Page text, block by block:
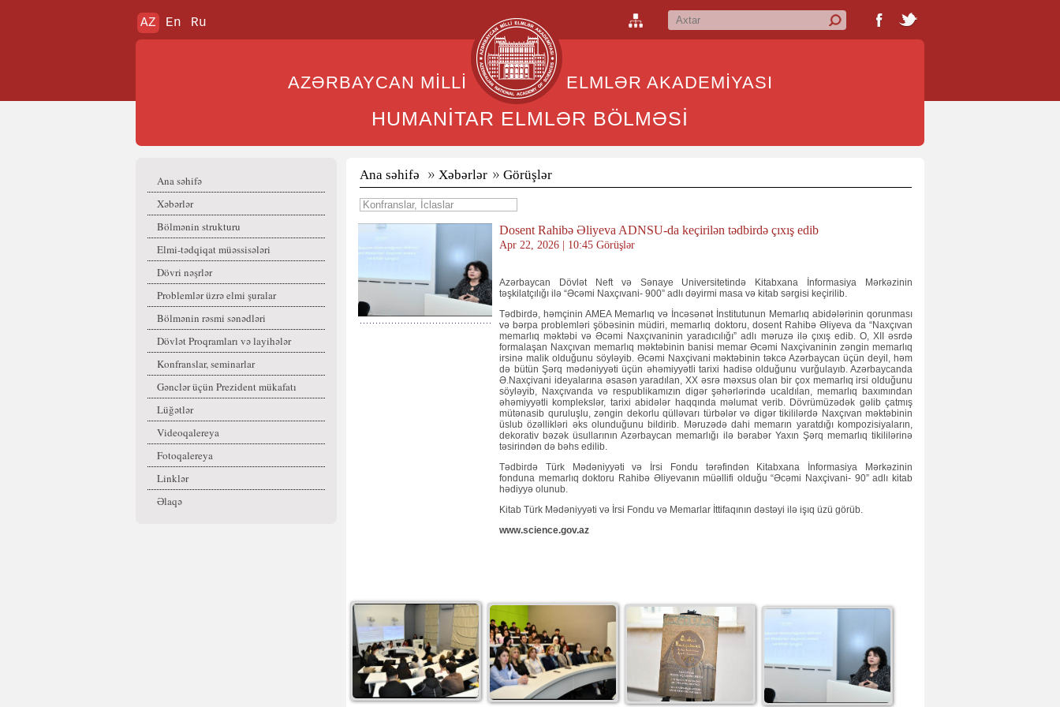
AZ En Ru
AZƏRBAYCAN MİLLİ ELMLƏR AKADEMİYASI
HUMANİTAR ELMLƏR BÖLMƏSİ
Ana səhifə
Xəbərlər
Bölmənin strukturu
Elmi-tədqiqat müəssisələri
Dövri nəşrlər
Problemlər üzrə elmi şuralar
Bölmənin rəsmi sənədləri
Dövlət Proqramları və layihələr
Konfranslar, seminarlar
Gənclər üçün Prezident mükafatı
Lüğətlər
Videoqalereya
Fotoqalereya
Linklər
Əlaqə
Ana səhifə Xəbərlər Görüşlər
Dosent Rahibə Əliyeva ADNSU-da keçirilən tədbirdə çıxış edib
Apr 22, 2026 | 10:45 Görüşlər
Azərbaycan Dövlət Neft və Sənaye Universitetində Kitabxana İnformasiya Mərkəzinin
təşkilatçılığı ilə “Əcəmi Naxçıvani- 900” adlı dəyirmi masa və kitab sərgisi keçirilib.
Tədbirdə, həmçinin AMEA Memarlıq və İncəsənət İnstitutunun Memarlıq abidələrinin qorunması
və bərpa problemləri şöbəsinin müdiri, memarlıq doktoru, dosent Rahibə Əliyeva da “Naxçıvan
memarlıq məktəbi və Əcəmi Naxçıvaninin yaradıcılığı” adlı məruzə ilə çıxış edib. O, XII əsrdə
formalaşan Naxçıvan memarlıq məktəbinin banisi memar Əcəmi Naxçivaninin zəngin memarlıq
irsinə malik olduğunu söyləyib. Əcəmi Naxçivani məktəbinin təkcə Azərbaycan üçün deyil, həm
də bütün Şərq mədəniyyəti üçün əhəmiyyətli tarixi hadisə olduğunu vurğulayıb. Azərbaycanda
Ə.Naxçivani ideyalarına əsasən yaradılan, XX əsrə məxsus olan bir çox memarlıq irsi olduğunu
söyləyib, Naxçıvanda və respublikamızın digər şəhərlərində ucaldılan, memarlıq baxımından
əhəmiyyətli komplekslər, tarixi abidələr haqqında məlumat verib. Dövrümüzədək gəlib çatmış
mütənasib quruluşlu, zəngin dekorlu qülləvarı türbələr və digər tikililərdə Naxçıvan məktəbinin
üslub özəllikləri əks olunduğunu bildirib. Məruzədə dahi memarın yaratdığı kompozisiyaların,
dekorativ bəzək üsullarının Azərbaycan memarlığı ilə bərabər Yaxın Şərq memarlıq tikililərinə
təsirindən də bəhs edilib.
Tədbirdə Türk Mədəniyyəti və İrsi Fondu tərəfindən Kitabxana İnformasiya Mərkəzinin
fonduna memarlıq doktoru Rahibə Əliyevanın müəllifi olduğu “Əcəmi Naxçivani- 90” adlı kitab
hədiyyə olunub.
Kitab Türk Mədəniyyəti və İrsi Fondu və Memarlar İttifaqının dəstəyi ilə işıq üzü görüb.
www.science.gov.az